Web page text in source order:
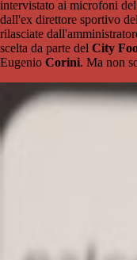
intervistato ai microfoni del
dall'ex direttore sportivo
rilasciate
scelta da parte del City
Eugenio Corini. Ma non